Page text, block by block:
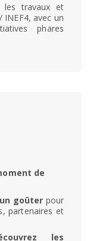
travaux et
avec un
phares
de
goûter pour
partenaires et
les